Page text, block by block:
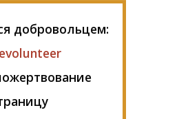
добровольцем: